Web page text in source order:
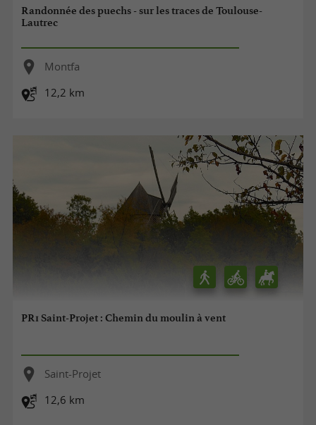
Randonnée des puechs - sur les traces de Toulouse-
Lautrec
Montfa
12,2 km
PR1 Saint-Projet : Chemin du moulin à vent
Saint-Projet
12,6 km